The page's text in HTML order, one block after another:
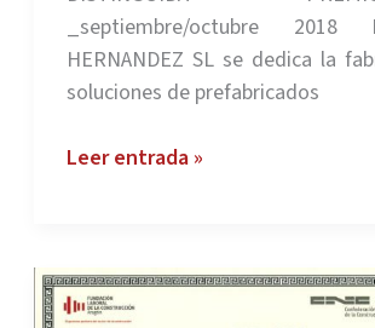
_septiembre/octubre 2018
HERNANDEZ SL se dedica la
soluciones de prefabricados
PREMIO
distinguida
Leer entrada »